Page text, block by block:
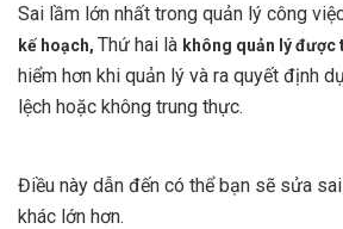
Sai lầm lớn nhất trong quản lý công
kế hoạch, Thứ hai là không quản lý được
hiểm hơn khi quản lý và ra quyết định
lệch hoặc không trung thực.
Điều này dẫn đến có thể bạn sẽ sửa
khác lớn hơn.